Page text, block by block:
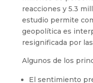
reacciones y 5.3
estudio permite
geopolítica es
resignificada por
Algunos de los
El sentimiento